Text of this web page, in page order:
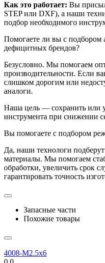
Как это работает: Вы
STEP или DXF), а наши
подбор необходимого
Помогаете ли вы с подбором
дефицитных брендов?
Безусловно. Мы помогаем
производительности. Если
слишком дорогим или
аналоги.
Наша цель — сохранить или
инструмента при снижении
Вы помогаете с подбором
Да, наши технологи
материалы. Мы помогаем
обработки, увеличить срок
гарантировать точность
Запасные части
Похожие товары
4008-M2.5x6